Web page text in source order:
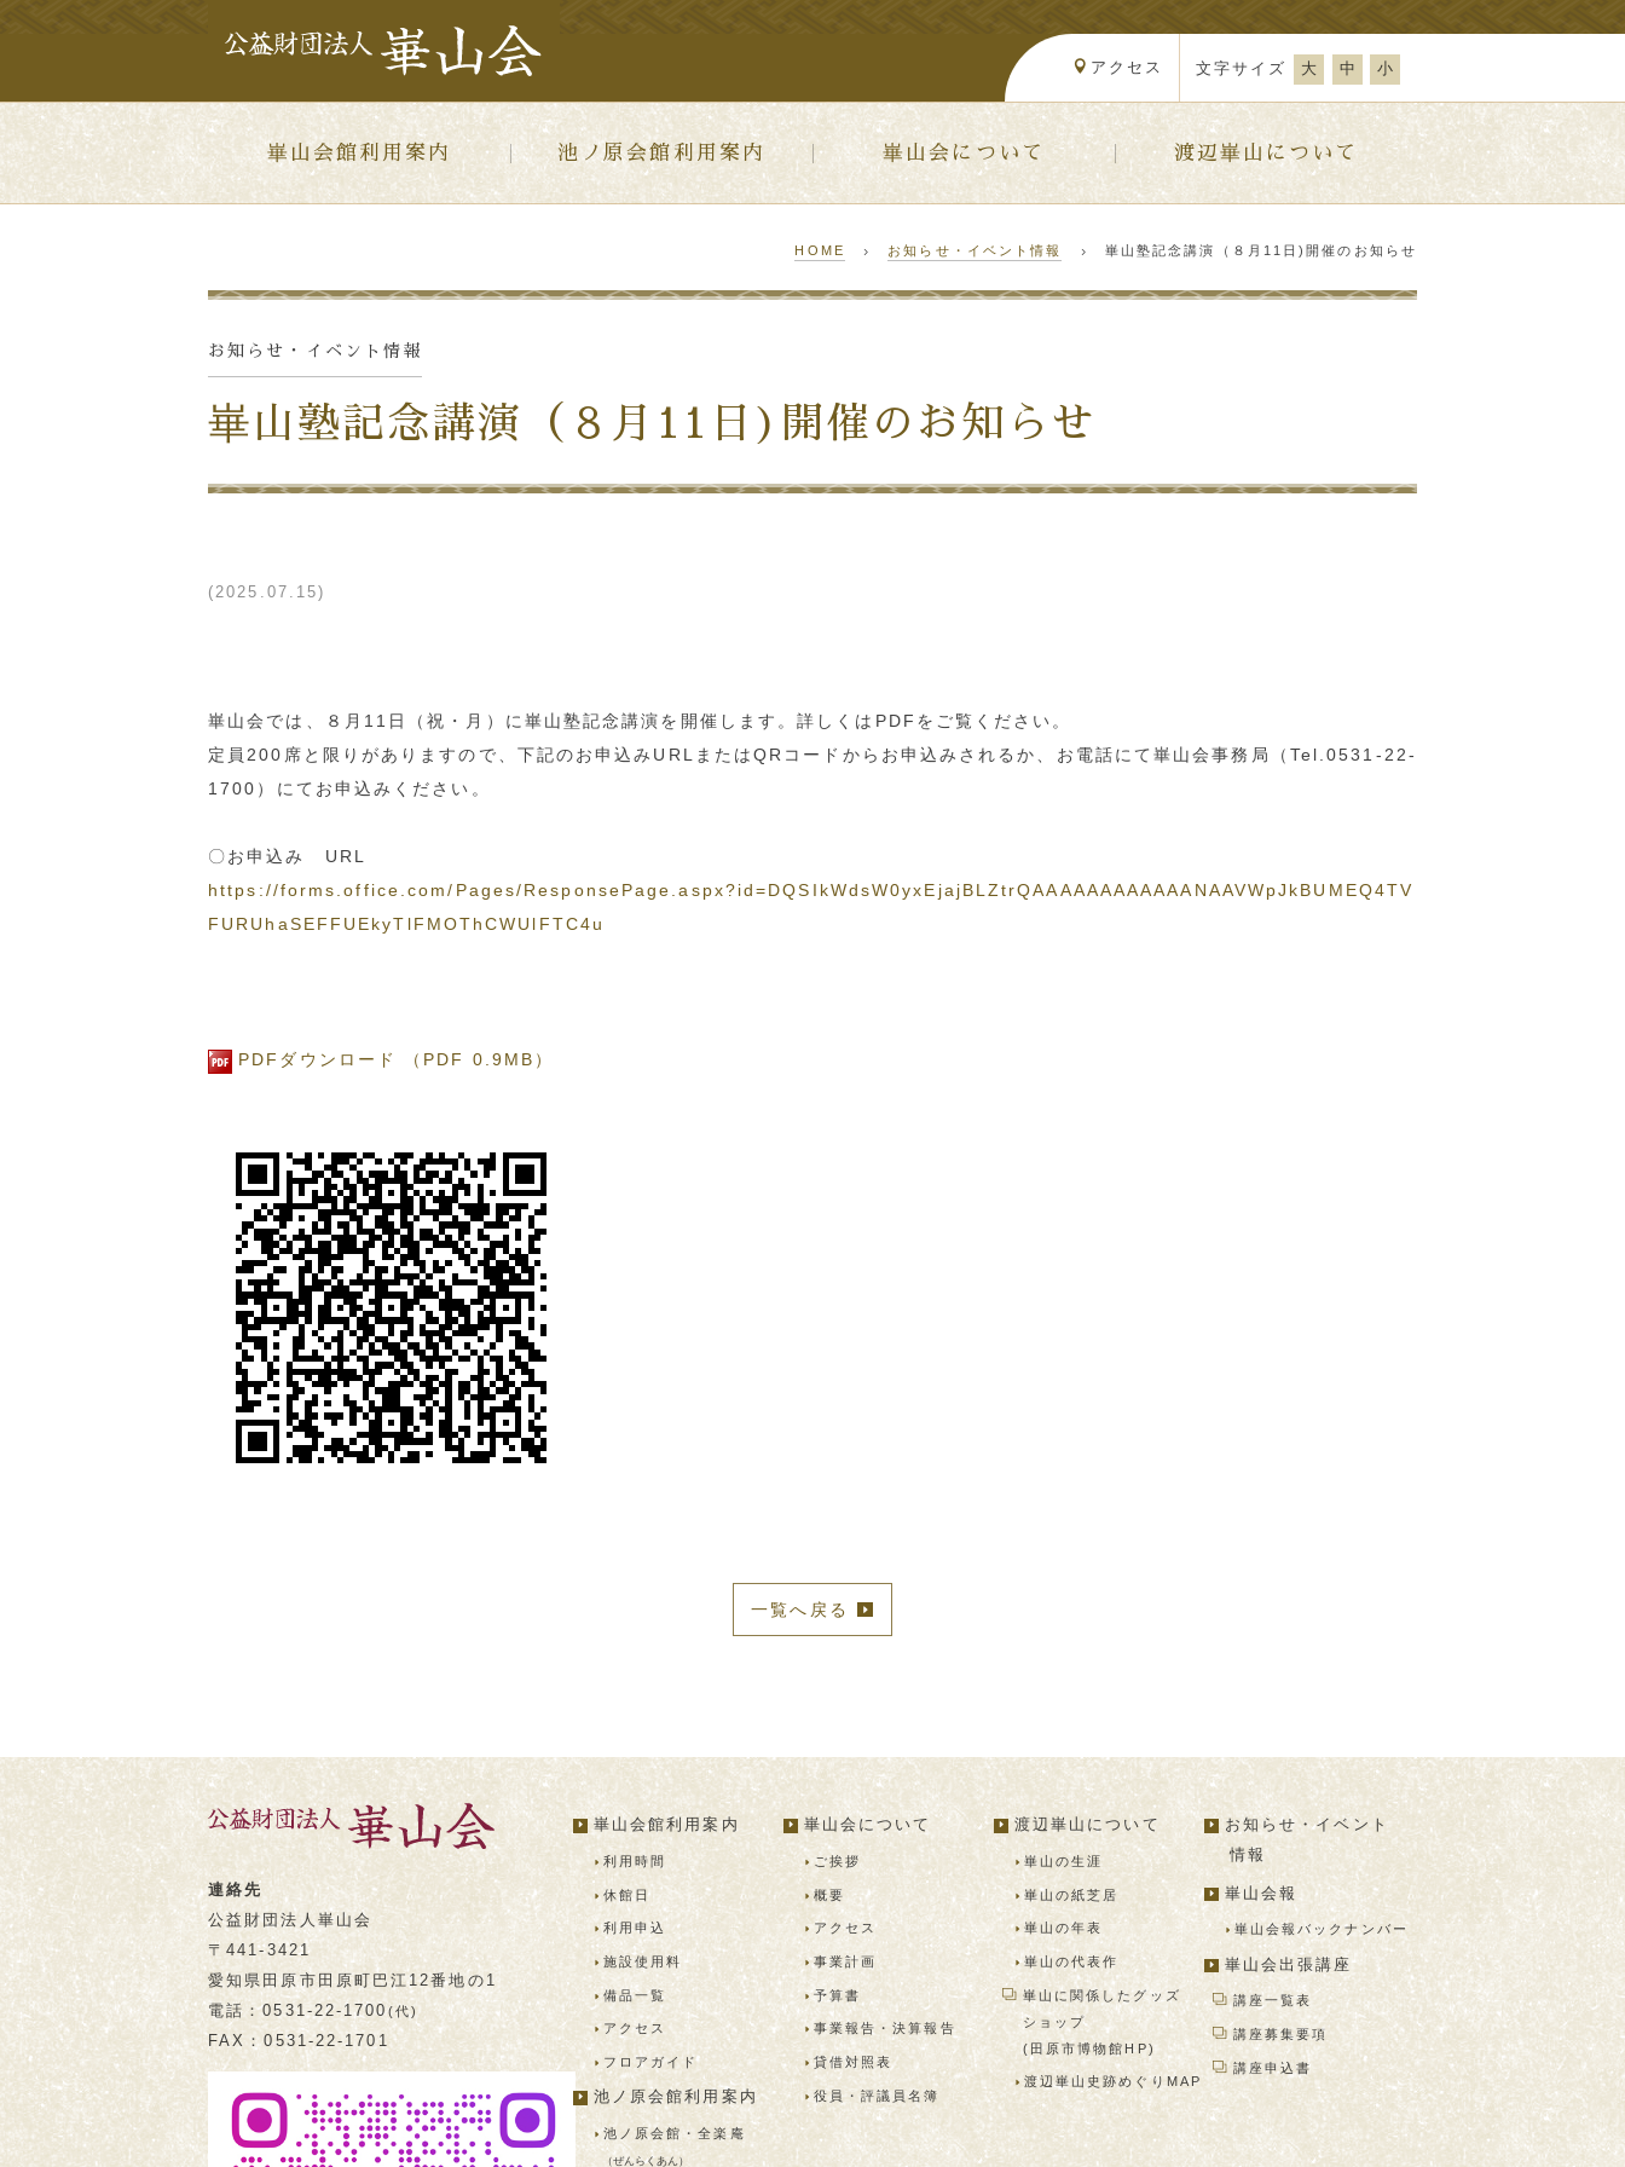
アクセス 文字サイズ 大 中 小
崋山会館利用案内 池ノ原会館利用案内 崋山会について 渡辺崋山について
HOME お知らせ・イベント情報 崋山塾記念講演（８月11日)開催のお知らせ
お知らせ・イベント 情報
崋山塾記念講演（８月11日)開催のお知らせ
2025.07.15
崋山会では、８月11日（祝・月）に崋山塾記念講演を開催します。詳しくはPDFをご覧ください。
定員200席と限りがありますので、下記のお申込みURLまたはQRコードからお申込みされるか、お電話にて崋山会事務局（Tel.0531-22-
1700）にてお申込みください。
〇お申込み URL
https://forms.office.com/Pages/ResponsePage.aspx?id=DQSIkWdsW0yxEjajBLZtrQAAAAAAAAAAAANAAVWpJkBUMEQ4TV
FURUhaSEFFUEkyTlFMOThCWUlFTC4u
PDFダウンロード （PDF 0.9MB）
一覧へ戻る
連絡先
公益財団法人崋山会
〒441-3421
愛知県田原市 田原町巴江12番地の1
電話
0531-22-1700 (代)
FAX 0531-22-1701
崋山会館利用案内
利用時間
休館日
利用申込
施設使用料
備品一覧
アクセス
フロアガイド
池ノ原会館利用案内
池ノ原会館・全楽庵
（ぜんらくあん）
崋山会について
ご挨拶
概要
アクセス
事業計画
予算書
事業報告・決算報告
貸借対照表
役員・評議員名簿
渡辺崋山について
崋山の生涯
崋山の紙芝居
崋山の年表
崋山の代表作
崋山に関係したグッズ
ショップ
(田原市博物館HP)
渡辺崋山史跡めぐり MAP
お知らせ・イベント
情報
崋山会報
崋山会報バックナンバー
崋山会出張講座
講座一覧表
講座募集要項
講座申込書